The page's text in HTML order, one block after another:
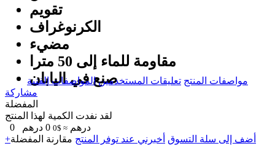
تقويم
الكرنوغراف
مضيء
مقاومة للماء إلى 50 مترا
صنع في اليابان
مواصفات المنتج تعليقات المستخدمين المواصفات الفنية
مشاركة
المفضلة
لقد نفدت الكمية لهذا المنتج
0
درهم ≈ $0
0 درهم
+أضف إلى سلة التسوق أخبرني عند توفر المنتج مقارنة المفضلة